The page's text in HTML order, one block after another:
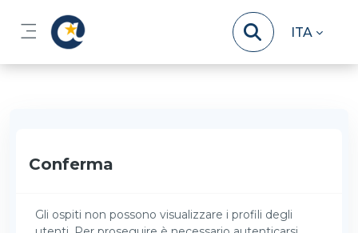
Pannello laterale
ITA
Conferma
Gli ospiti non possono visualizzare i profili degli